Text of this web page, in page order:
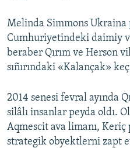
Melinda Simmons Ukraina
Cumhuriyetindeki daimiy
beraber Qırım ve Herson
sıñırındaki «Kalançak»
2014 senesi fevral ayında
silâlı insanlar peyda oldı.
Aqmescit ava limanı,
strategik obyektlerni zapt